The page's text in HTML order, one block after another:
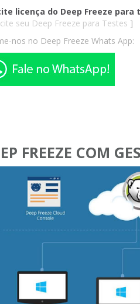
licença do Deep Freeze
seu Deep Freeze para Testes ]
nos no Deep Freeze Whats App:
FREEZE COM